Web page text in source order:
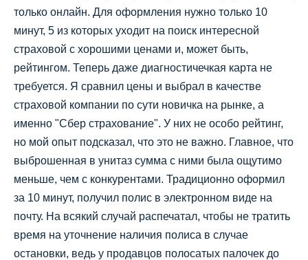
только онлайн. Для оформления нужно только 10
минут, 5 из которых уходит на поиск интересной
страховой с хорошими ценами и, может быть,
рейтингом. Теперь даже диагностичечкая карта не
требуется. Я сравнил цены и выбрал в качестве
страховой компании по сути новичка на рынке, а
именно "Сбер страхование". У них не особо рейтинг,
но мой опыт подсказал, что это не важно. Главное, что
выброшенная в унитаз сумма с ними была ощутимо
меньше, чем с конкурентами. Традиционно оформил
за 10 минут, получил полис в электронном виде на
почту. На всякий случай распечатал, чтобы не тратить
время на уточнение наличия полиса в случае
остановки, ведь у продавцов полосатых палочек до